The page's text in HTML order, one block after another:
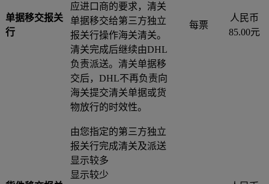
单据移交报关
行
应进口商的要求，清关
单据移交给第三方独立
报关行操作海关清关。
清关完成后继续由DHL
负责派送。清关单据移
交后，DHL不再负责向
海关提交清关单据或货
物放行的时效性。
每票
人民币
85.00元
由您指定的第三方独立
报关行完成清关及派送
显示较多
显示较少